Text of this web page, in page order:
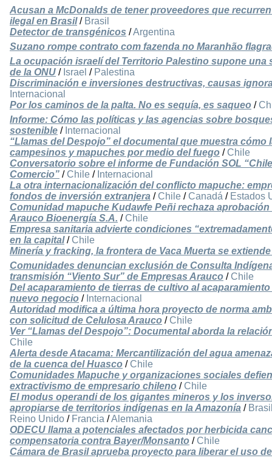
Acusan a McDonalds de tener proveedores que
ilegal en Brasil/ Brasil
Detector de transgénicos /Argentina
Suzano rompe contrato com fazenda no Maranhão
La ocupación israelí del Territorio Palestino supone una
de la ONU / Israel / Palestina
Discriminación e inversiones destructivas, causas
Internacional
Por los caminos de la palta. No es sequía, es saqueo /
Informe: Cómo las políticas y las agencias sobre
sostenible / Internacional
“Llamas del Despojo” el documental que muestra cómo
campesinos y mapuches por medio del fuego / Chile
Conversatorio sobre el informe de Fundación SOL
Comercio” / Chile / Internacional
La otra internacionalización del conflicto mapuche:
fondos de inversión extranjera / Chile / Canadá / Estados
Comunidad mapuche Kudawfe Peñi rechaza
Arauco Bioenergía S.A. / Chile
Empresa sanitaria advierte condiciones
en la capital/ Chile
Minería y fracking, la frontera de Vaca Muerta se
Comunidades denuncian exclusión de Consulta
transmisión “Viento Sur” de Empresas Arauco / Chile
Del acaparamiento de tierras de cultivo al
nuevo negocio / Internacional
Autoridad modifica a última hora proyecto de norma
con solicitud de Celulosa Arauco / Chile
Ver “Llamas del Despojo”: Documental aborda la
Chile
Alerta desde Atacama: Mercantilización del agua
de la cuenca del Huasco / Chile
Comunidades Mapuche y organizaciones sociales
extractivismo de empresario chileno / Chile
El modus operandi de los gigantes mineros y los
apropiarse de territorios indígenas en la Amazonía /
Reino Unido / Francia /Alemania
ODECU llama a potenciales afectados por herbicida
compensatoria contra Bayer/Monsanto / Chile
Cámara de Brasil aprueba proyecto para liberar el uso